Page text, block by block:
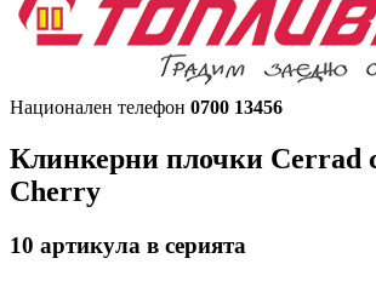
Национален телефон 0700 13456
Клинкерни плочки Cerrad
Cherry
10 артикула в серията